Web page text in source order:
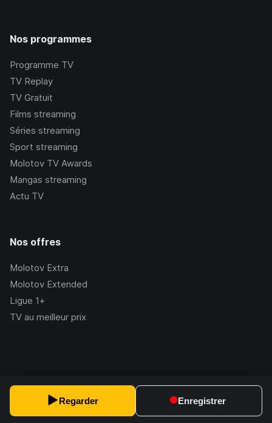
Regarder Enregistrer
Nos programmes
Programme TV
TV Replay
TV Gratuit
Films streaming
Séries streaming
Sport streaming
Molotov TV Awards
Mangas streaming
Actu TV
Nos offres
Molotov Extra
Molotov Extended
Ligue 1+
TV au meilleur prix
2.228.1